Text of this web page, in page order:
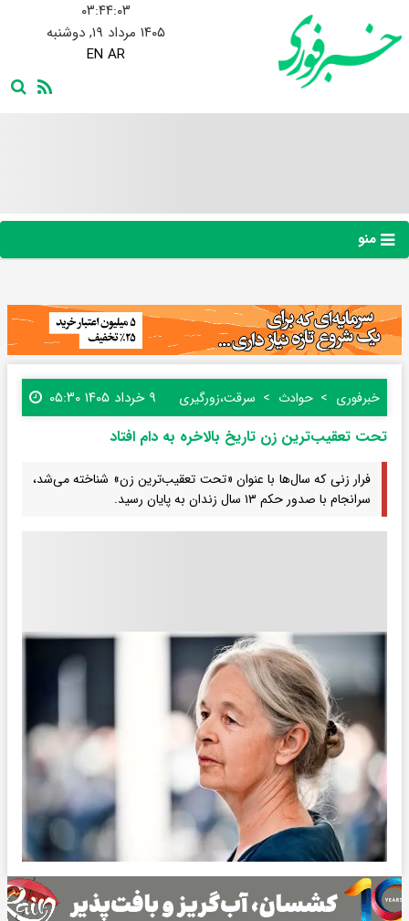
۰۳:۴۴:۰۳
۱۴۰۵ مرداد ۱۹, دوشنبه
EN AR
منو
خبرفوری حوادث سرقت،زورگیری ۹ خرداد ۱۴۰۵ ۰۵:۳۰
تحت تعقیب‌ترین زن تاریخ بالاخره به دام افتاد
فرار زنی که سال‌ها با عنوان «تحت تعقیب‌ترین زن» شناخته می‌شد،
سرانجام با صدور حکم ۱۳ سال زندان به پایان رسید.